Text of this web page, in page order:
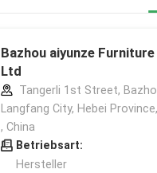
Bazhou aiyunze Furniture
Ltd
Tangerli 1st Street,
Langfang City, Hebei
, China
Betriebsart:
Hersteller